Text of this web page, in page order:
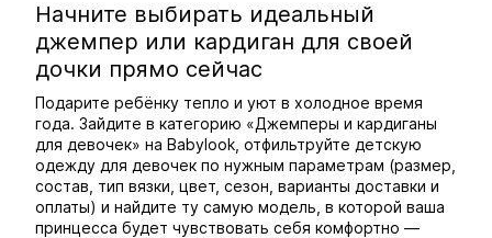
Начните выбирать идеальный
джемпер или кардиган для своей
дочки прямо сейчас
Подарите ребёнку тепло и уют в холодное время
года. Зайдите в категорию «Джемперы и кардиганы
для девочек» на Babylook, отфильтруйте детскую
одежду для девочек по нужным параметрам (размер,
состав, тип вязки, цвет, сезон, варианты доставки и
оплаты) и найдите ту самую модель, в которой ваша
принцесса будет чувствовать себя комфортно —